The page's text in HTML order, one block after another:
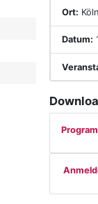
Ort: Köln
Datum: